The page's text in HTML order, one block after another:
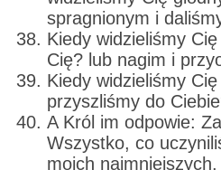
spragnionym i
Kiedy widzieliśmy
Cię? lub nagim i
Kiedy widzieliśmy
przyszliśmy do
A Król im odpowie:
Wszystko, co
moich